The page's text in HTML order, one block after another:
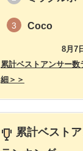
3 Coco
8月7
累計ベストアンサー数
細＞＞
累計ベスト